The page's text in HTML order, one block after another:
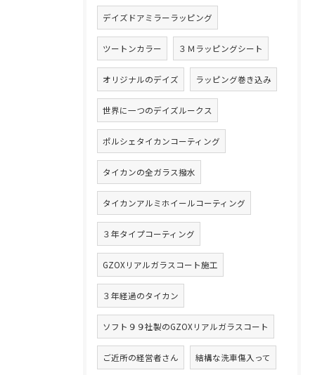
デイズドアミラーラッピング
ツートンカラー ３Ｍラッピングシート
オリジナルのデイズ ラッピング巻き込み
世界に一つのデイズルークス
ポルシェタイカンコーティング
タイカンの全ガラス撥水
タイカンアルミホイールコーティング
３年タイプコーティング
GZOXリアルガラスコート施工
３年経過のタイカン
ソフト９９社製のGZOXリアルガラスコート
ご近所の経営者さん 結構な洗車傷入って